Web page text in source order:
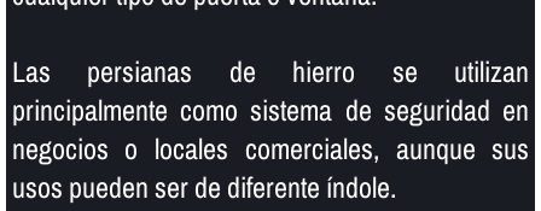
Las persianas de hierro se utilizan
principalmente como sistema de seguridad en
negocios o locales comerciales, aunque sus
usos pueden ser de diferente í­ndole.